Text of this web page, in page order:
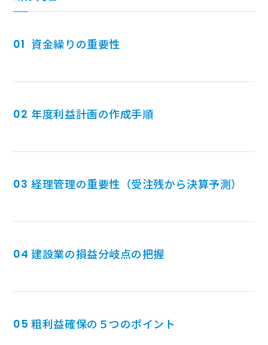
資金繰りの重要性
年度利益計画の作成手順
経理管理の重要性（受注残から決算予測）
建設業の損益分岐点の把握
粗利益確保の５つのポイント